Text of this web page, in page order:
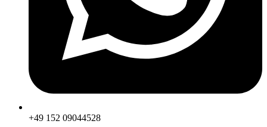
‪+49 152 09044528